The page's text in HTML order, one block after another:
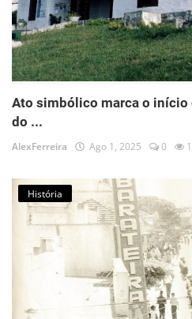
Ato simbólico marca o início
do ...
AlexFerreira Ago 1, 2025 0
História